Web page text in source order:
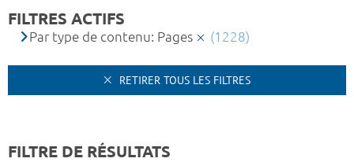
FILTRES ACTIFS
Par type de contenu: Pages (1228)
RETIRER TOUS LES FILTRES
FILTRE DE RÉSULTATS